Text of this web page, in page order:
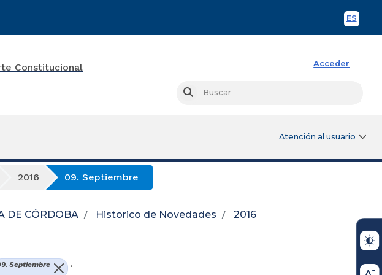
ES
Acceder
Buscar
Atención al usuario
2016 09. Septiembre
DE CÓRDOBA Historico de Novedades
2016
Septiembre .